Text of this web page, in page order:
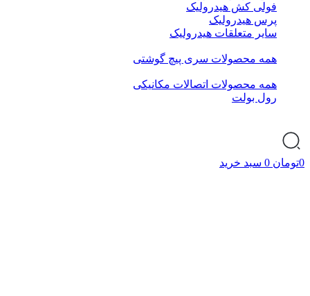
فولی کش هیدرولیک
پرس هیدرولیک
سایر متعلقات هیدرولیک
همه محصولات سری پیچ گوشتی
همه محصولات اتصالات مکانیکی
رول بولت
0تومان 0 سبد خرید